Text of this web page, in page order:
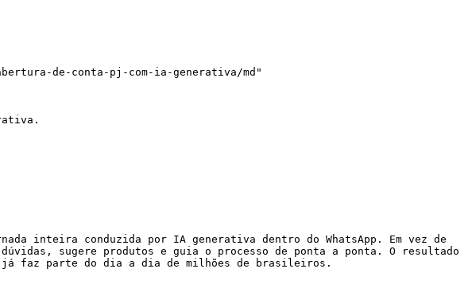
de-conta-pj-com-ia-generativa/md"
inteira conduzida por IA generativa dentro do WhatsApp. Em vez de
sugere produtos e guia o processo de ponta a ponta. O resultado
já faz parte do dia a dia de milhões de brasileiros.